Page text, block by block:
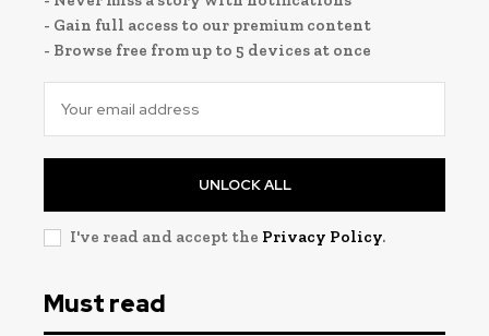
- Gain full access to our premium content
- Browse free from up to 5 devices at once
UNLOCK ALL
I've read and accept the Privacy Policy.
Must read